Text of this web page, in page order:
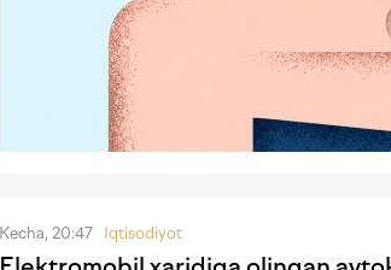
Kecha, 20:47 Iqtisodiyot